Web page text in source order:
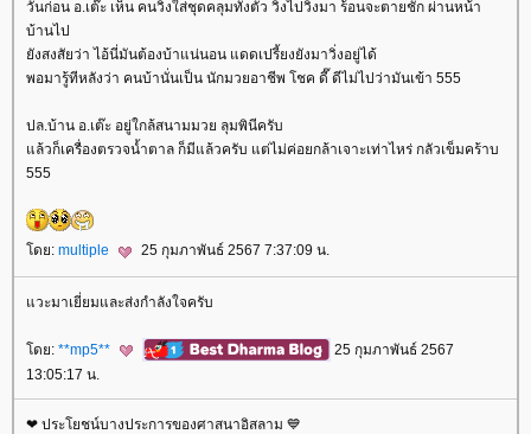
วันก่อน อ.เต๊ะ เห็น คนวิ่งใส่ชุดคลุมทั้งตัว วิ่งไปวิ่งมา ร้อนจะตายชัก ผ่านหน้า
บ้านไป
ังสงสัยว่า ไอ้นี่มันต้องบ้าแน่นอน แดดเปรี้ยงยังมาวิ่งอยู่ได้
พอมารู้ทีหลังว่า คนบ้านั่นเป็น นักมวยอาชีพ โชค ดี๊ ดีไม่ไปว่ามันเข้า 555
ปล.บ้าน อ.เต๊ะ อยู่ใกล้สนามมวย ลุมพินีครับ
ล้วก็เครื่องตรวจน้ำตาล ก็มีแล้วครับ แต่ไม่ค่อยกล้าเจาะเท่าไหร่ กลัวเข็มคร้าบ
555
ดย: multiple 25 กุมภาพันธ์ 2567 7:37:09 น.
วะมาเยี่ยมและส่งกำลังใจครับ
ดย: **mp5**
25 กุมภาพันธ์ 2567
13:05:17 น.
❤ ประโยชน์บางประการของศาสนาอิสลาม 💙